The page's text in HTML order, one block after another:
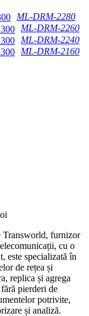
ML-DRM-2280
ML-DRM-2260
ML-DRM-2240
ML-DRM-2160
Transworld, furnizor
cu o
este specializată în
de rețea și
replica și agrega
pierderi de
potrivite,
și analiză.